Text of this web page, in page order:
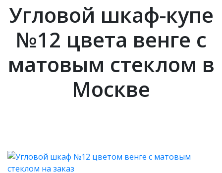
Угловой шкаф-купе
№12 цвета венге с
матовым стеклом в
Москве